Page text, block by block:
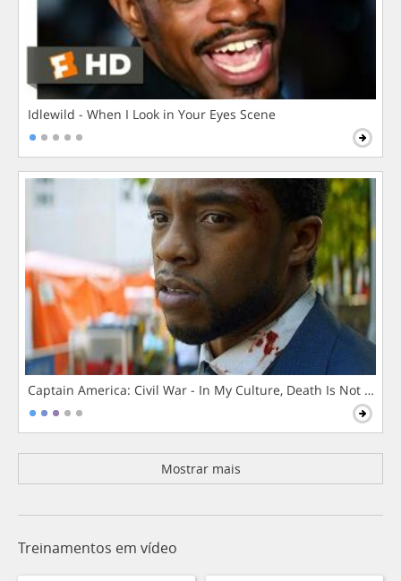
Idlewild - When I Look in Your Eyes Scene
Captain America: Civil War - In My Culture, Death Is Not The
Mostrar mais
Treinamentos em vídeo